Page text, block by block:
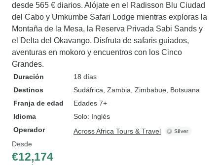
desde 565 € diarios. Alójate en el Radisson Blu Ciudad
del Cabo y Umkumbe Safari Lodge mientras exploras la
Montaña de la Mesa, la Reserva Privada Sabi Sands y
el Delta del Okavango. Disfruta de safaris guiados,
aventuras en mokoro y encuentros con los Cinco
Grandes.
Duración
18 días
Destinos
Sudáfrica , Zambia , Zimbabue , Botsuana
Franja de edad
Edades 7+
Idioma
Solo: Inglés
Operador
Across Africa Tours & Travel
Desde
€12,174